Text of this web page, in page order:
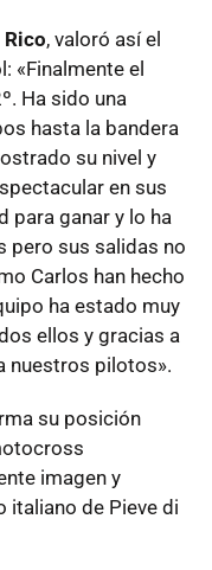
, valoró así el
«Finalmente el
Ha sido una
hasta la bandera
su nivel y
en sus
para ganar y lo ha
pero sus salidas no
Carlos han hecho
ha estado muy
ellos y gracias a
nuestros pilotos».
su posición
imagen y
italiano de Pieve di